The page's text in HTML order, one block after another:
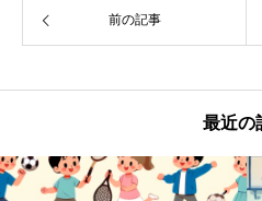
前の記事
最近の